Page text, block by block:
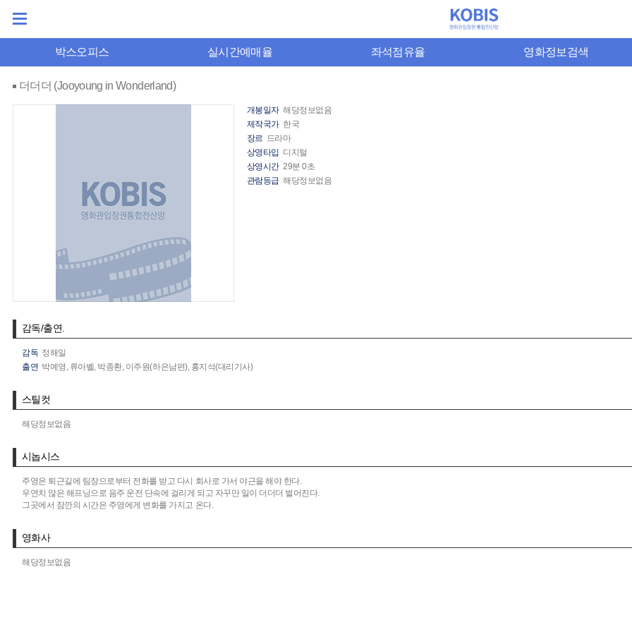
박스오피스 실시간예매율 좌석점유율 영화정보검색
더더더 (Jooyoung in Wonderland)
개봉일자 해당정보없음
제작국가 한국
장르 드라마
상영타입 디지털
상영시간 29분 0초
관람등급 해당정보없음
감독/출연.
감독 정해일
출연 박예영, 류아벨, 박종환, 이주원(하은남편), 홍지석(대리기사)
스틸컷
해당정보없음
시놉시스
주영은 퇴근길에 팀장으로부터 전화를 받고 다시 회사로 가서 야근을 해야 한다.
우연치 않은 해프닝으로 음주 운전 단속에 걸리게 되고 자꾸만 일이 더더더 벌어진다.
그곳에서 잠깐의 시간은 주영에게 변화를 가지고 온다.
영화사
해당정보없음